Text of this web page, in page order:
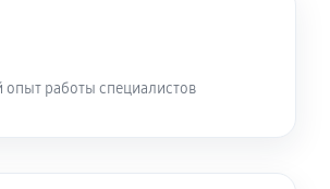
работы специалистов